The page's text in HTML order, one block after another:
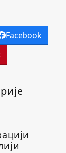
Facebook